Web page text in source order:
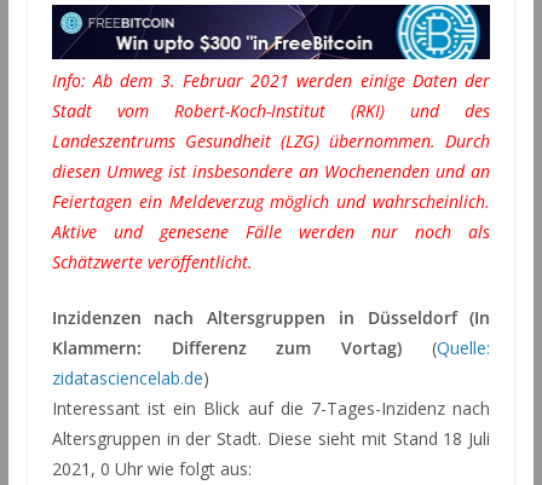
Info: Ab dem 3. Februar 2021 werden einige Daten der
Stadt vom Robert-Koch-Institut (RKI) und des
Landeszentrums Gesundheit (LZG) übernommen. Durch
diesen Umweg ist insbesondere an Wochenenden und an
Feiertagen ein Meldeverzug möglich und wahrscheinlich.
Aktive und genesene Fälle werden nur noch als
Schätzwerte veröffentlicht.
Inzidenzen nach Altersgruppen in Düsseldorf (In
Klammern: Differenz zum Vortag)(Quelle:
zidatasciencelab.de)
Interessant ist ein Blick auf die 7-Tages-Inzidenz nach
Altersgruppen in der Stadt. Diese sieht mit Stand 18 Juli
2021, 0 Uhr wie folgt aus: